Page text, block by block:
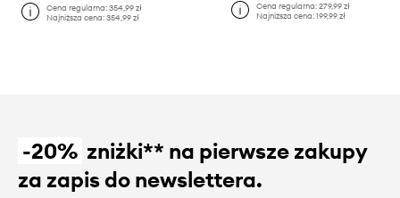
Cena regularna:354,99 zł
Najniższa cena:354,99 zł
Cena regularna: 279,99 zł
Najniższa cena: 199,99 zł
-20% zniżki** na pierwsze zakupy
za zapis do newslettera.